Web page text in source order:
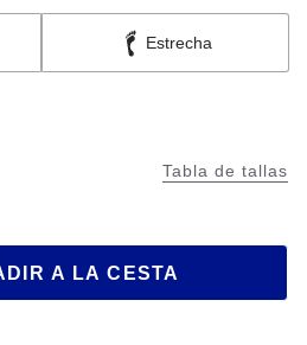
Estrecha
Tabla de tallas
A LA CESTA